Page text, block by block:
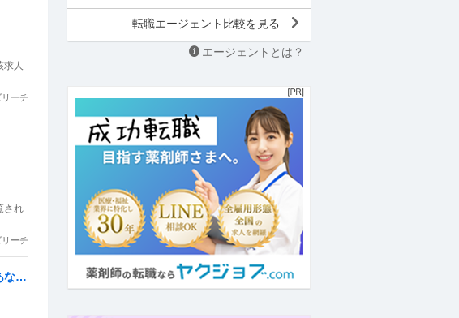
求人
ーチ
され
ーチ
なぶ
転職エージェント比較を見る
エージェントとは？